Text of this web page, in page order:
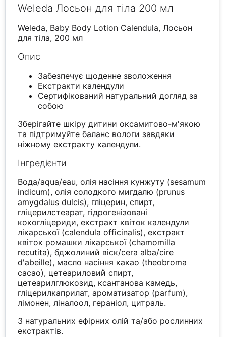
Weleda Лосьон для тіла 200 мл
Weleda, Baby Body Lotion Calendula, Лосьон
для тіла, 200 мл
Опис
Забезпечує щоденне зволоження
Екстракти календули
Сертифікований натуральний догляд за
собою
Зберігайте шкіру дитини оксамитово-м'якою
та підтримуйте баланс вологи завдяки
ніжному екстракту календули.
Інгредієнти
Вода/aqua/eau, олія насіння кунжуту (sesamum
indicum), олія солодкого мигдалю (prunus
amygdalus dulcis), гліцерин, спирт,
гліцерилстеарат, гідрогенізовані
кокогліцериди, екстракт квіток календули
лікарської (calendula officinalis), екстракт
квіток ромашки лікарської (chamomilla
recutita), бджолиний віск/cera alba/cire
d'abeille), масло насіння какао (theobroma
cacao), цетеариловий спирт,
цетеарилглюкозид, ксантанова камедь,
гліцерилкаприлат, ароматизатор (parfum),
лімонен, ліналоол, гераніол, цитраль.
З натуральних ефірних олій та/або рослинних
екстрактів.